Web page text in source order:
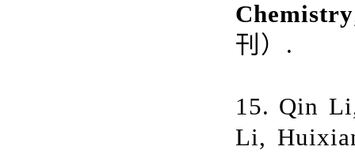
Chemistry
刊）.
15. Qin
Li,